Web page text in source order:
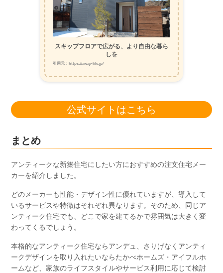
スキップフロアで広がる、より自由な暮ら
しを
引用元：https://awaji-life.jp/
公式サイトはこちら
まとめ
アンティークな新築住宅にしたい方におすすめの注文住宅メー
カーを紹介しました。
どのメーカーも性能・デザイン性に優れていますが、導入して
いるサービスや特徴はそれぞれ異なります。そのため、同じア
ンティーク住宅でも、どこで家を建てるかで雰囲気は大きく変
わってくるでしょう。
本格的なアンティーク住宅ならアンデュ、さりげなくアンティ
ークデザインを取り入れたいならたかべホームズ・アイフルホ
ームなど、家族のライフスタイルやサービス利用に応じて検討